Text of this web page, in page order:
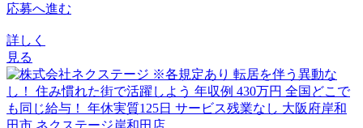
応募へ進む
詳しく
見る